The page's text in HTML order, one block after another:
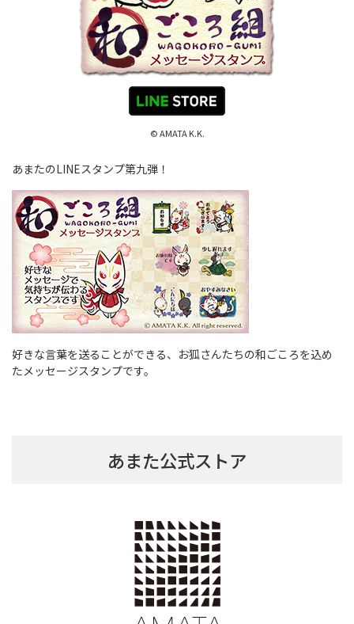
© AMATA K.K.
あまたのLINEスタンプ第九弾！
好きな言葉を送ることができる、お狐さんたちの和ごころを込め
たメッセージスタンプです。
あまた公式ストア